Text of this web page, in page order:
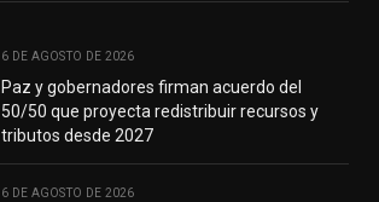
6 DE AGOSTO DE 2026
Paz y gobernadores firman acuerdo del
50/50 que proyecta redistribuir recursos y
tributos desde 2027
6 DE AGOSTO DE 2026